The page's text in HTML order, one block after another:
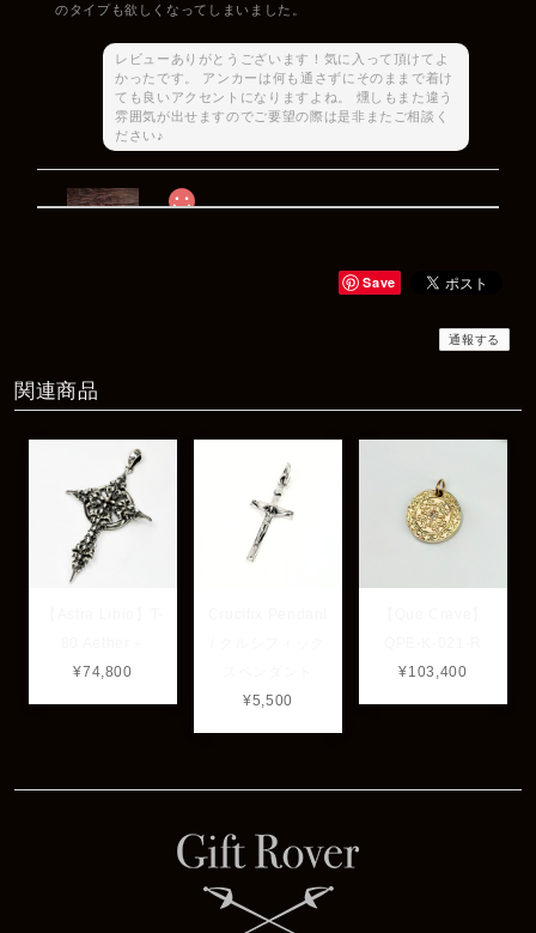
のタイプも欲しくなってしまいました。
レビューありがとうございます！気に入って頂けてよ
かったです。 アンカーは何も通さずにそのままで着け
ても良いアクセントになりますよね。 燻しもまた違う
雰囲気が出せますのでご要望の際は是非またご相談く
ださい♪
Save
通報する
関連商品
¥74,800
¥5,500
¥103,400